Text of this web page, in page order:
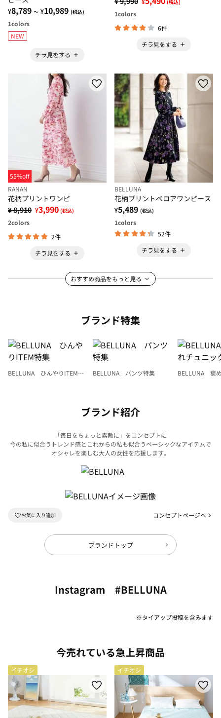
¥8,789 ～ ¥10,989 (税込)
1colors
NEW
チラ見をする
(税込)
1colors
6件
チラ見をする
55%off
RANAN
花柄プリントワンピ
¥ 8,910 ¥3,990 (税込)
2colors
2件
チラ見をする
BELLUNA
花柄プリントベロアワンピース
¥5,489 (税込)
1colors
52件
チラ見をする
おすすめ商品をもっと見る
ブランド特集
BELLUNA ひんやりITEM特
BELLUNA パンツ特集
BELLUNA 褒
ブランド紹介
「毎日をちょっと素敵に」をコンセプトに
今の私に似合うトレンド感とこれからの私も似合うベーシックなアイテムで
オシャレを楽しむ大人の女性を応援します。
コンセプトページへ
ブランドトップ
Instagram #BELLUNA
※タイアップ投稿を含みます
今売れている急上昇商品
イチオシ イチオシ